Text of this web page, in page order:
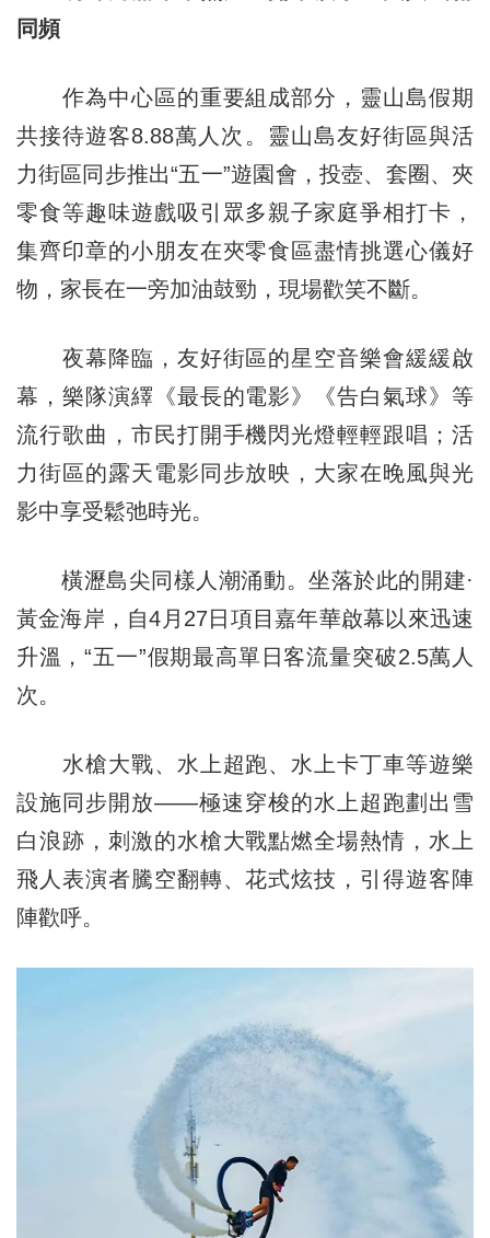
同頻
作為中心區的重要組成部分，靈山島假期
共接待遊客8.88萬人次。靈山島友好街區與活
力街區同步推出“五一”遊園會，投壺、套圈、夾
零食等趣味遊戲吸引眾多親子家庭爭相打卡，
集齊印章的小朋友在夾零食區盡情挑選心儀好
物，家長在一旁加油鼓勁，現場歡笑不斷。
夜幕降臨，友好街區的星空音樂會緩緩啟
幕，樂隊演繹《最長的電影》《告白氣球》等
流行歌曲，市民打開手機閃光燈輕輕跟唱；活
力街區的露天電影同步放映，大家在晚風與光
影中享受鬆弛時光。
橫瀝島尖同樣人潮涌動。坐落於此的開建·
黃金海岸，自4月27日項目嘉年華啟幕以來迅速
升溫，“五一”假期最高單日客流量突破2.5萬人
次。
水槍大戰、水上超跑、水上卡丁車等遊樂
設施同步開放——極速穿梭的水上超跑劃出雪
白浪跡，刺激的水槍大戰點燃全場熱情，水上
飛人表演者騰空翻轉、花式炫技，引得遊客陣
陣歡呼。